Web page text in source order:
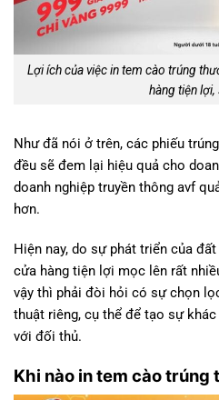
Lợi ích của việc in tem cào trúng
hàng tiện lợi,
Như đã nói ở trên, các phiếu
đều sẽ đem lại hiệu quả cho
doanh nghiệp truyền thông avf
hơn.
Hiện nay, do sự phát triển của
cửa hàng tiện lợi mọc lên rất
vậy thì phải đòi hỏi có sự chọn
thuật riêng, cụ thể để tạo sự
với đối thủ.
Khi nào in tem cào trúng